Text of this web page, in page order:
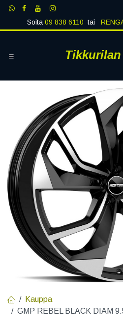
Siirry sisältöön
Soita09 838 6110 tai
Kauppa
GMP REBEL BLACK DIAM